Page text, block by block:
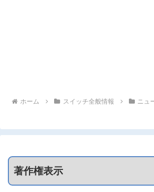
ホーム スイッチ全般情報 ニュ
著作権表示